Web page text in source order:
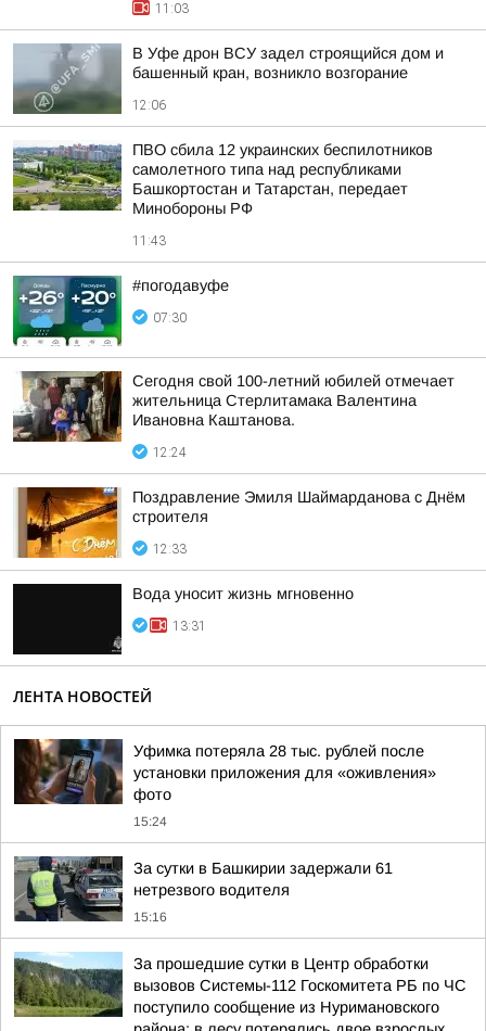
11:03
В Уфе дрон ВСУ задел строящийся дом и
башенный кран, возникло возгорание
12:06
ПВО сбила 12 украинских беспилотников
самолетного типа над республиками
Башкортостан и Татарстан, передает
Минобороны РФ
11:43
#погодавуфе
07:30
Сегодня свой 100-летний юбилей отмечает
жительница Стерлитамака Валентина
Ивановна Каштанова.
12:24
Поздравление Эмиля Шаймарданова с Днём
строителя
12:33
Вода уносит жизнь мгновенно
13:31
ЛЕНТА НОВОСТЕЙ
Уфимка потеряла 28 тыс. рублей после
установки приложения для «оживления»
фото
15:24
За сутки в Башкирии задержали 61
нетрезвого водителя
15:16
За прошедшие сутки в Центр обработки
вызовов Системы-112 Госкомитета РБ по ЧС
поступило сообщение из Нуримановского